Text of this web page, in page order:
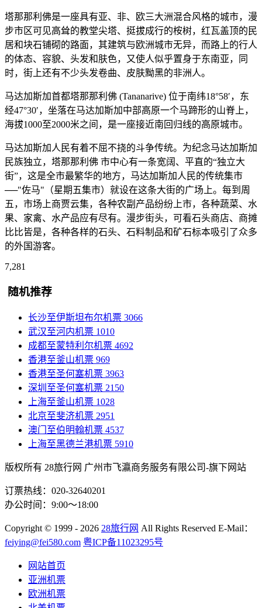
塔那那利佛是一座具有亚、非、欧三大洲混合风格的城市，漫
步市区可见高耸的教堂尖塔、挺拔成行的桉树，红瓦盖顶的民
居和块石铺砌的路面，其建筑与欧洲城市无异，而路上的行人
的体态、容貌、头发和肤色，又使人似乎置身于东南亚，同
时，街上还有不少头发卷曲、皮肤黝黑的非洲人。
马达加斯加首都塔那那利佛 (Tananarive) 位于南纬18°58′，东
经47°30′，坐落在马达加斯加中部高原一个马蹄形的山脊上，
海拔1000至2000米之间，是一座接近南回归线的高原城市。
马达加斯加人民有着不屈不挠的斗争传统。为纪念马达加斯加
民族独立，塔那那利佛 市中心有一条宽阔、平直的“独立大
街”，这是全市最繁华的地方，马达加斯加人民的传统集市
──"佐马"（星期五集市）就设在这条大街的广场上。每到周
五，市场上商贾云集，各种农副产品纷纷上市，各种蔬菜、水
果、家禽、水产品应有尽有。漫步街头，可看石头商店、商摊
比比皆是，各种各样的石头、石料制品和矿石标本吸引了众多
的外国游客。
7,281
随机推荐
长沙至伊斯坦布尔机票 3066
武汉至河内机票 1010
成都至蒙特利尔机票 4692
香港至釜山机票 969
香港至圣何塞机票 3963
深圳至圣何塞机票 2150
上海至釜山机票 1028
北京至斐济机票 2951
澳门至伯明翰机票 4537
上海至黑德兰港机票 5910
版权所有 28旅行网 广州市飞瀛商务服务有限公司-旗下网站
订票热线：020-32640201
办公时间：9:00～18:00
Copyright © 1999 - 2026 28旅行网 All Rights Reserved E-Mail：
feiying@fei580.com 粤ICP备11023295号
网站首页
亚洲机票
欧洲机票